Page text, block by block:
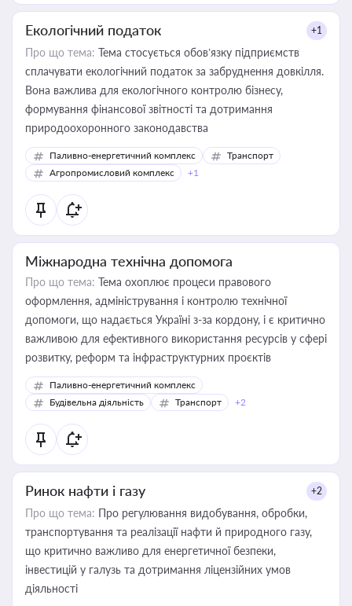
Екологічний податок +1
Про що тема: Тема стосується обов’язку підприємств
сплачувати екологічний податок за забруднення довкілля.
Вона важлива для екологічного контролю бізнесу,
формування фінансової звітності та дотримання
природоохоронного законодавства
Паливно-енергетичний комплекс
Транспорт
Агропромисловий комплекс
+1
Міжнародна технічна допомога
Про що тема: Тема охоплює процеси правового
оформлення, адміністрування і контролю технічної
допомоги, що надається Україні з-за кордону, і є критично
важливою для ефективного використання ресурсів у сфері
розвитку, реформ та інфраструктурних проєктів
Паливно-енергетичний комплекс
Будівельна діяльність
Транспорт +2
Ринок нафти і газу +2
Про що тема: Про регулювання видобування, обробки,
транспортування та реалізації нафти й природного газу,
що критично важливо для енергетичної безпеки,
інвестицій у галузь та дотримання ліцензійних умов
діяльності